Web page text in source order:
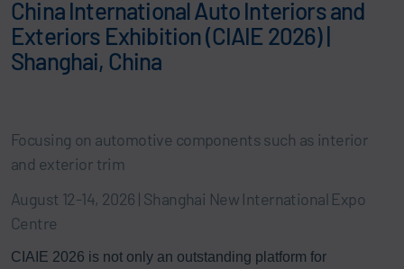
China International Auto Interiors and
Exteriors Exhibition (CIAIE 2026) |
Shanghai, China
Focusing on automotive components such as interior
and exterior trim
August 12-14, 2026 | Shanghai New International Expo
Centre
CIAIE 2026 is not only an outstanding platform for